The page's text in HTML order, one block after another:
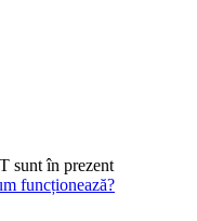
sunt în prezent
funcționează?